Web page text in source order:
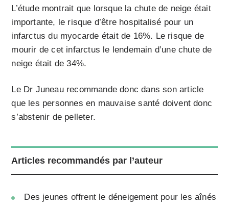
L’étude montrait que lorsque la chute de neige était
importante, le risque d’être hospitalisé pour un
infarctus du myocarde était de 16%. Le risque de
mourir de cet infarctus le lendemain d’une chute de
neige était de 34%.
Le Dr Juneau recommande donc dans son article
que les personnes en mauvaise santé doivent donc
s’abstenir de pelleter.
Articles recommandés par l’auteur
Des jeunes offrent le déneigement pour les aînés